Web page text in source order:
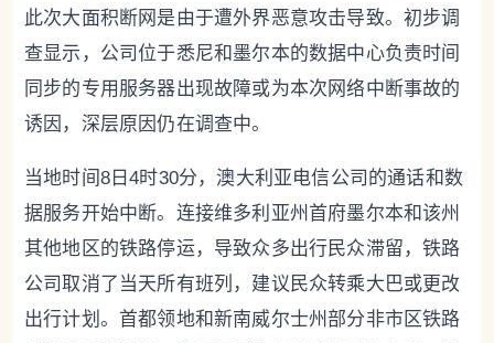
此次大面积断网是由于遭外界恶意攻击导致。初步调
查显示，公司位于悉尼和墨尔本的数据中心负责时间
同步的专用服务器出现故障或为本次网络中断事故的
诱因，深层原因仍在调查中。
当地时间8日4时30分，澳大利亚电信公司的通话和数
据服务开始中断。连接维多利亚州首府墨尔本和该州
其他地区的铁路停运，导致众多出行民众滞留，铁路
公司取消了当天所有班列，建议民众转乘大巴或更改
出行计划。首都领地和新南威尔士州部分非市区铁路